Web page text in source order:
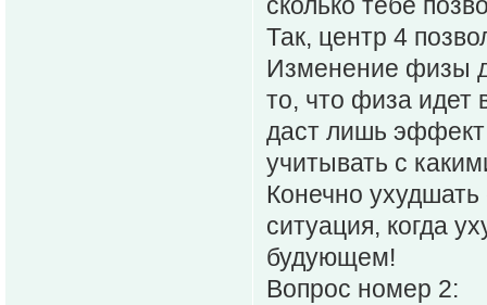
Так, центр 4
Изменение физы
то, что физа идет
даст лишь
учитывать с
Конечно
ситуация, когда
будующем!
Вопрос номер 2: